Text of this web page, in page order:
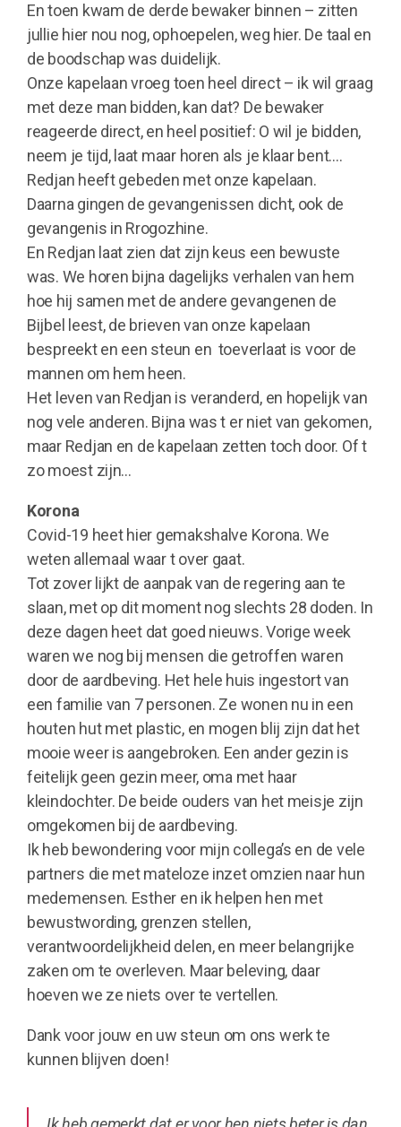
En toen kwam de derde bewaker binnen – zitten
jullie hier nou nog, ophoepelen, weg hier. De taal en
de boodschap was duidelijk.
Onze kapelaan vroeg toen heel direct – ik wil graag
met deze man bidden, kan dat? De bewaker
reageerde direct, en heel positief: O wil je bidden,
neem je tijd, laat maar horen als je klaar bent….
Redjan heeft gebeden met onze kapelaan.
Daarna gingen de gevangenissen dicht, ook de
gevangenis in Rrogozhine.
En Redjan laat zien dat zijn keus een bewuste
was. We horen bijna dagelijks verhalen van hem
hoe hij samen met de andere gevangenen de
Bijbel leest, de brieven van onze kapelaan
bespreekt en een steun en toeverlaat is voor de
mannen om hem heen.
Het leven van Redjan is veranderd, en hopelijk van
nog vele anderen. Bijna was t er niet van gekomen,
maar Redjan en de kapelaan zetten toch door. Of t
zo moest zijn…
Korona
Covid-19 heet hier gemakshalve Korona. We
weten allemaal waar t over gaat.
Tot zover lijkt de aanpak van de regering aan te
slaan, met op dit moment nog slechts 28 doden. In
deze dagen heet dat goed nieuws. Vorige week
waren we nog bij mensen die getroffen waren
door de aardbeving. Het hele huis ingestort van
een familie van 7 personen. Ze wonen nu in een
houten hut met plastic, en mogen blij zijn dat het
mooie weer is aangebroken. Een ander gezin is
feitelijk geen gezin meer, oma met haar
kleindochter. De beide ouders van het meisje zijn
omgekomen bij de aardbeving.
Ik heb bewondering voor mijn collega’s en de vele
partners die met mateloze inzet omzien naar hun
medemensen. Esther en ik helpen hen met
bewustwording, grenzen stellen,
verantwoordelijkheid delen, en meer belangrijke
zaken om te overleven. Maar beleving, daar
hoeven we ze niets over te vertellen.
Dank voor jouw en uw steun om ons werk te
kunnen blijven doen!